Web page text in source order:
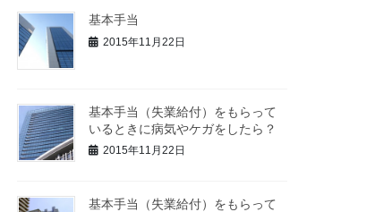
基本手当
2015年11月22日
基本手当（失業給付）をもらって
いるときに病気やケガをしたら？
2015年11月22日
基本手当（失業給付）をもらって